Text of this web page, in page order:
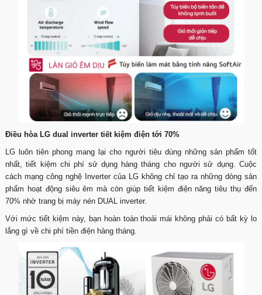
Điều hòa LG dual inverter tiết kiệm điện tới 70%
LG luôn tiên phong mang lại cho người tiêu dùng những sản phẩm tốt
nhất, tiết kiệm chi phí sử dụng hàng tháng cho người sử dụng. Cuộc
cách mạng công nghệ Inverter của LG không chỉ tạo ra những dòng sản
phẩm hoạt động siêu êm mà còn giúp tiết kiệm điện năng tiêu thụ đến
70% nhờ trang bị máy nén DUAL inverter.
Với mức tiết kiệm này, bạn hoàn toàn thoải mái không phải có bất kỳ lo
lắng gì về chi phí tiền điện hàng tháng.